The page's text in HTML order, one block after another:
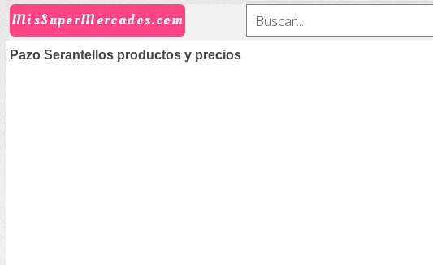
MisSuperMercados.com
Pazo Serantellos productos y precios